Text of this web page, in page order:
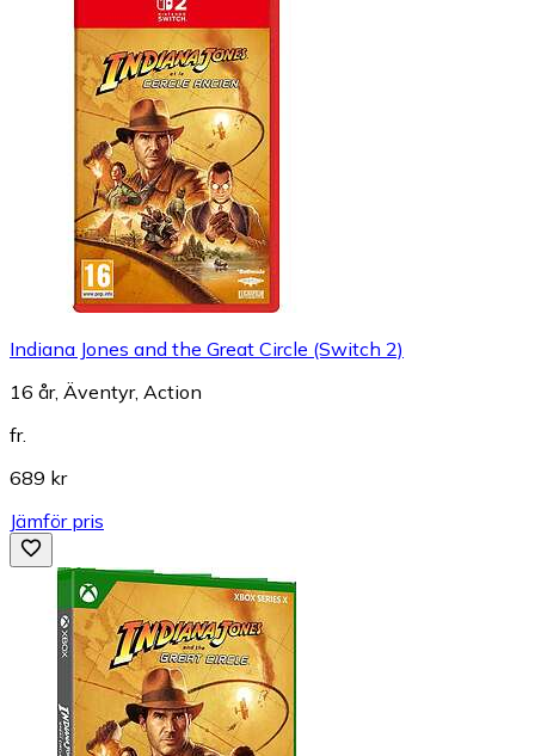
Indiana Jones and the Great Circle (Switch 2)
16 år, Äventyr, Action
fr.
689 kr
Jämför pris